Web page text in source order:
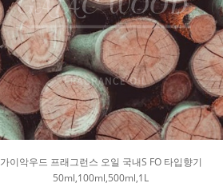
가이악우드 프래그런스 오일 국내S FO 타입향기
50ml,100ml,500ml,1L